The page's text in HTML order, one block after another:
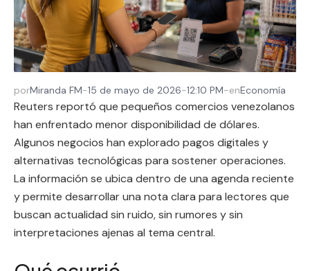
porMiranda FM-15 de mayo de 2026-12:10 PM-enEconomía
Reuters reportó que pequeños comercios venezolanos
han enfrentado menor disponibilidad de dólares.
Algunos negocios han explorado pagos digitales y
alternativas tecnológicas para sostener operaciones.
La información se ubica dentro de una agenda reciente
y permite desarrollar una nota clara para lectores que
buscan actualidad sin ruido, sin rumores y sin
interpretaciones ajenas al tema central.